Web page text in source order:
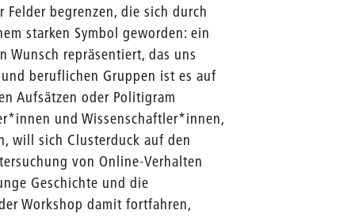
begrenzen, die sich durch
starken Symbol geworden: ein
Wunsch repräsentiert, das uns
beruflichen Gruppen ist es auf
Aufsätzen oder Politigram
und Wissenschaftler*innen,
will sich Clusterduck auf den
von Online-Verhalten
Geschichte und die
Workshop damit fortfahren,